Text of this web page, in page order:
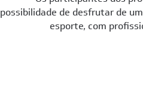
possibilidade de desfrutar de
esporte, com